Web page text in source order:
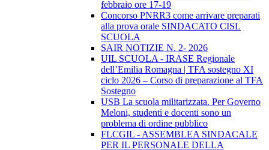
febbraio ore 17-19
Concorso PNRR3 come arrivare preparati
alla prova orale SINDACATO CISL
SCUOLA
SAIR NOTIZIE N. 2- 2026
UIL SCUOLA - IRASE Regionale
dell’Emilia Romagna | TFA sostegno XI
ciclo 2026 – Corso di preparazione al TFA
Sostegno
USB La scuola militarizzata. Per Governo
Meloni, studenti e docenti sono un
problema di ordine pubblico
FLCGIL - ASSEMBLEA SINDACALE
PER IL PERSONALE DELLA